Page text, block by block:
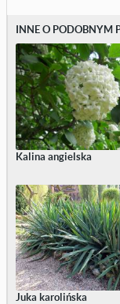
INNE O PODOBNYM
Kalina angielska
Juka karolińska